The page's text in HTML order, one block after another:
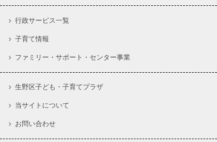
行政サービス一覧
子育て情報
ファミリー・サポート・センター事業
生野区子ども・子育てプラザ
当サイトについて
お問い合わせ